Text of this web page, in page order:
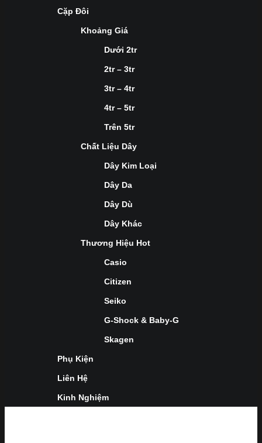
Cặp Đôi
Khoảng Giá
Dưới 2tr
2tr – 3tr
3tr – 4tr
4tr – 5tr
Trên 5tr
Chất Liệu Dây
Dây Kim Loại
Dây Da
Dây Dù
Dây Khác
Thương Hiệu Hot
Casio
Citizen
Seiko
G-Shock & Baby-G
Skagen
Phụ Kiện
Liên Hệ
Kinh Nghiệm